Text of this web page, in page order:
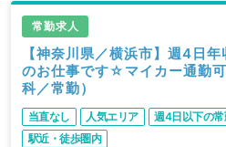
常勤求人
【神奈川県／横浜市】週4日
のお仕事です☆マイカー通勤
科／常勤）
当直なし 人気エリア 週4日以下の
駅近・徒歩圏内